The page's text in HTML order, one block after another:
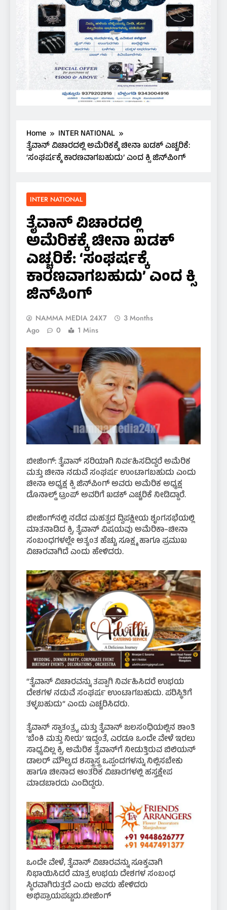
Home
INTER NATIONAL
ತೈವಾನ್ ವಿಚಾರದಲ್ಲಿ ಅಮೆರಿಕಕ್ಕೆ ಚೀನಾ ಖಡಕ್ ಎಚ್ಚರಿಕೆ:
‘ಸಂಘರ್ಷಕ್ಕೆ ಕಾರಣವಾಗಬಹುದು’ ಎಂದ ಕ್ಸಿ ಜಿನ್‌ಪಿಂಗ್
INTER NATIONAL
ತೈವಾನ್ ವಿಚಾರದಲ್ಲಿ
ಅಮೆರಿಕಕ್ಕೆ ಚೀನಾ ಖಡಕ್
ಎಚ್ಚರಿಕೆ: ‘ಸಂಘರ್ಷಕ್ಕೆ
ಕಾರಣವಾಗಬಹುದು’ ಎಂದ ಕ್ಸಿ
ಜಿನ್‌ಪಿಂಗ್
NAMMA MEDIA 24X7
3 Months
Ago
0 1 Mins
ಬೀಜಿಂಗ್: ತೈವಾನ್ ಸರಿಯಾಗಿ ನಿರ್ವಹಿಸದಿದ್ದರೆ ಅಮೆರಿಕ
ಮತ್ತು ಚೀನಾ ನಡುವೆ ಸಂಘರ್ಷ ಉಂಟಾಗಬಹುದು ಎಂದು
ಚೀನಾ ಅಧ್ಯಕ್ಷ ಕ್ಸಿ ಜಿನ್‌ಪಿಂಗ್ ಅವರು ಅಮೆರಿಕ ಅಧ್ಯಕ್ಷ
ಡೊನಾಲ್ಡ್ ಟ್ರಂಪ್ ಅವರಿಗೆ ಖಡಕ್ ಎಚ್ಚರಿಕೆ ನೀಡಿದ್ದಾರೆ.
ಬೀಜಿಂಗ್‌ನಲ್ಲಿ ನಡೆದ ಮಹತ್ವದ ದ್ವಿಪಕ್ಷೀಯ ಶೃಂಗಸಭೆಯಲ್ಲಿ
ಮಾತನಾಡಿದ ಕ್ಸಿ, ತೈವಾನ್ ವಿಷಯವು ಅಮೆರಿಕಾ–ಚೀನಾ
ಸಂಬಂಧಗಳಲ್ಲೇ ಅತ್ಯಂತ ಹೆಚ್ಚು ಸೂಕ್ಷ್ಮ ಹಾಗೂ ಪ್ರಮುಖ
ವಿಚಾರವಾಗಿದೆ ಎಂದು ಹೇಳಿದರು.
“ತೈವಾನ್ ವಿಚಾರವನ್ನು ತಪ್ಪಾಗಿ ನಿರ್ವಹಿಸಿದರೆ ಉಭಯ
ದೇಶಗಳ ನಡುವೆ ಸಂಘರ್ಷ ಉಂಟಾಗಬಹುದು. ಪರಿಸ್ಥಿತಿಗೆ
ತಳ್ಳಬಹುದು” ಎಂದು ಎಚ್ಚರಿಸಿದರು.
ತೈವಾನ್ ಸ್ವಾತಂತ್ರ್ಯ ಮತ್ತು ತೈವಾನ್ ಜಲಸಂಧಿಯಲ್ಲಿನ ಶಾಂತಿ
‘ಬೆಂಕಿ ಮತ್ತು ನೀರು’ ಇದ್ದಂತೆ, ಎರಡೂ ಒಂದೇ ವೇಳೆ ಇರಲು
ಸಾಧ್ಯವಿಲ್ಲ ಕ್ಸಿ, ಅಮೆರಿಕ ತೈವಾನ್‌ಗೆ ನೀಡುತ್ತಿರುವ ಬಿಲಿಯನ್
ಡಾಲರ್ ಮೌಲ್ಯದ ಶಸ್ತ್ರಾಸ್ತ್ರ ಒಪ್ಪಂದಗಳನ್ನು ನಿಲ್ಲಿಸಬೇಕು
ಹಾಗೂ ಚೀನಾದ ಆಂತರಿಕ ವಿಚಾರಗಳಲ್ಲಿ ಹಸ್ತಕ್ಷೇಪ
ಮಾಡಬಾರದು ಎಂದಿದ್ದರು.
ಒಂದೇ ವೇಳೆ, ತೈವಾನ್ ವಿಚಾರವನ್ನು ಸೂಕ್ತವಾಗಿ
ನಿಭಾಯಿಸಿದರೆ ಮಾತ್ರ ಉಭಯ ದೇಶಗಳ ಸಂಬಂಧ
ಸ್ಥಿರವಾಗಿರುತ್ತದೆ ಎಂದು ಅವರು ಹೇಳಿದರು
ಅಭಿಪ್ರಾಯಪಟ್ಟರು.ಬೀಜಿಂಗ್